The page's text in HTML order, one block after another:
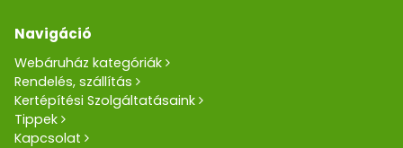
Navigáció
Webáruház kategóriák
Rendelés, szállítás
Kertépítési Szolgáltatásaink
Tippek
Kapcsolat